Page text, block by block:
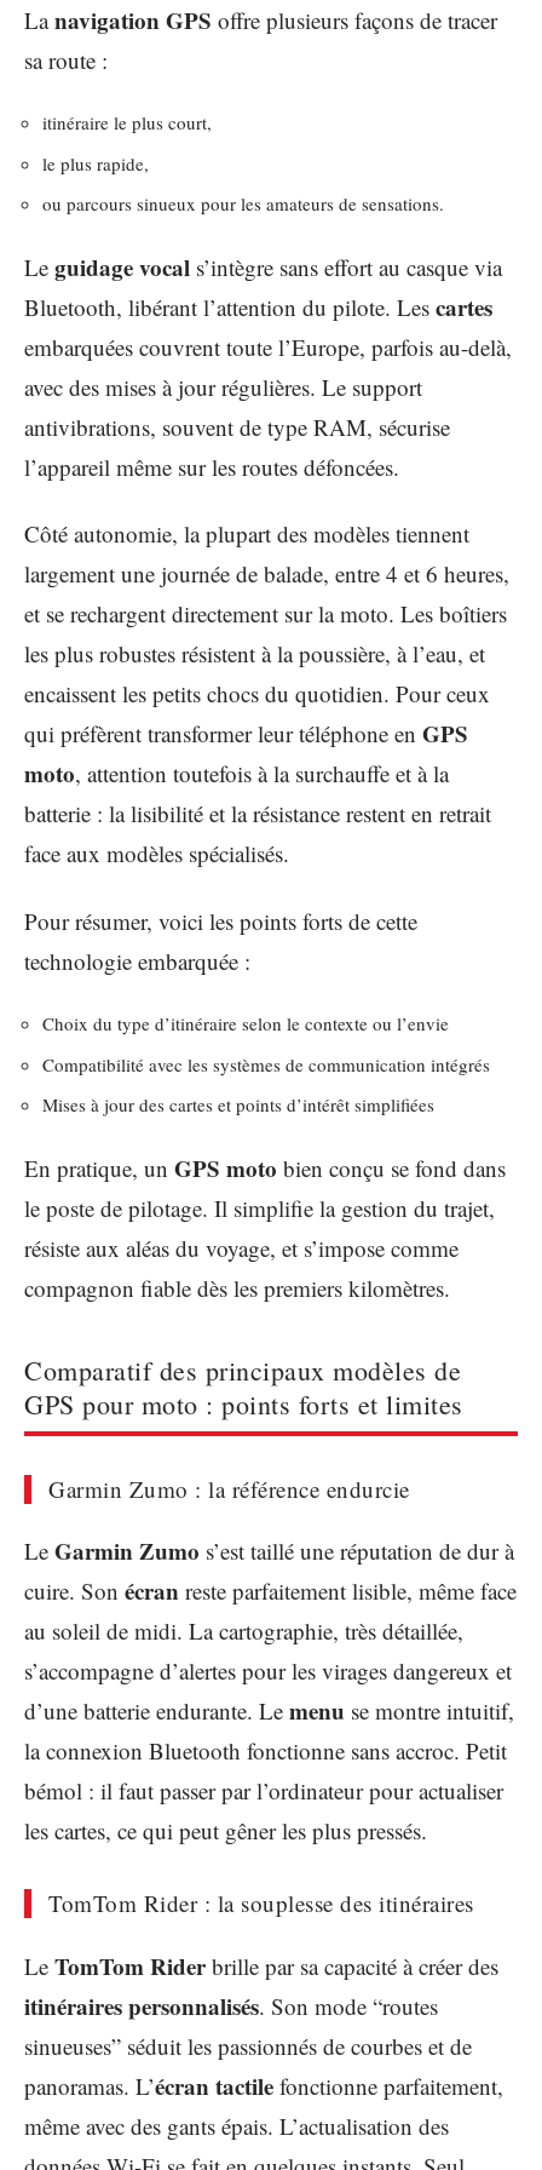
Lanavigation GPS offre plusieurs façons de tracer
sa route :
itinéraire le plus court,
le plus rapide,
ou parcours sinueux pour les amateurs de sensations.
Le guidage vocal s’intègre sans effort au casque via
Bluetooth, libérant l’attention du pilote. Les cartes
embarquées couvrent toute l’Europe, parfois au-delà,
avec des mises à jour régulières. Le support
antivibrations, souvent de type RAM, sécurise
l’appareil même sur les routes défoncées.
Côté autonomie, la plupart des modèles tiennent
largement une journée de balade, entre 4 et 6 heures,
et se rechargent directement sur la moto. Les boîtiers
les plus robustes résistent à la poussière, à l’eau, et
encaissent les petits chocs du quotidien. Pour ceux
qui préfèrent transformer leur téléphone en GPS
moto, attention toutefois à la surchauffe et à la
batterie : la lisibilité et la résistance restent en retrait
face aux modèles spécialisés.
Pour résumer, voici les points forts de cette
technologie embarquée :
Choix du type d’itinéraire selon le contexte ou l’envie
Compatibilité avec les systèmes de communication intégrés
Mises à jour des cartes et points d’intérêt simplifiées
En pratique, un GPS moto bien conçu se fond dans
le poste de pilotage. Il simplifie la gestion du trajet,
résiste aux aléas du voyage, et s’impose comme
compagnon fiable dès les premiers kilomètres.
Comparatif des principaux modèles de
GPS pour moto : points forts et limites
Garmin Zumo : la référence endurcie
Le Garmin Zumo s’est taillé une réputation de dur à
cuire. Son écran reste parfaitement lisible, même face
au soleil de midi. La cartographie, très détaillée,
s’accompagne d’alertes pour les virages dangereux et
d’une batterie endurante. Le menu se montre intuitif,
la connexion Bluetooth fonctionne sans accroc. Petit
bémol : il faut passer par l’ordinateur pour actualiser
les cartes, ce qui peut gêner les plus pressés.
TomTom Rider : la souplesse des itinéraires
Le TomTom Riderbrille par sa capacité à créer des
itinéraires personnalisés. Son mode “routes
sinueuses” séduit les passionnés de courbes et de
panoramas. L’écran tactile fonctionne parfaitement,
même avec des gants épais. L’actualisation des